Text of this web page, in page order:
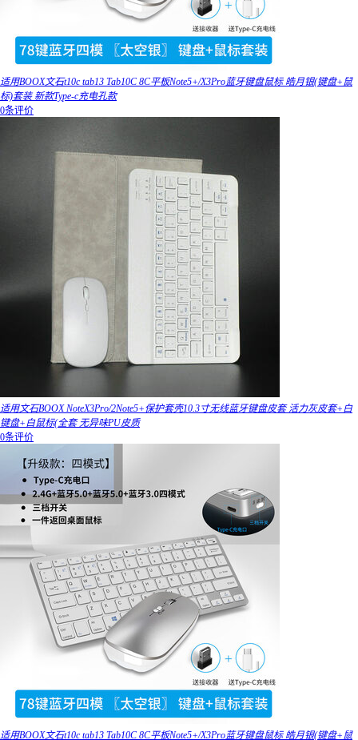
适用BOOX文石t10c tab13 Tab10C 8C平板Note5+/X3Pro蓝牙键盘鼠标 皓月银(键盘+鼠
标)套装 新款Type-c充电孔款
0条评价
适用文石BOOX NoteX3Pro/2Note5+保护套壳10.3寸无线蓝牙键盘皮套 活力灰皮套+白
键盘+白鼠标(全套 无异味PU皮质
0条评价
适用BOOX文石t10c tab13 Tab10C 8C平板Note5+/X3Pro蓝牙键盘鼠标 皓月银(键盘+鼠